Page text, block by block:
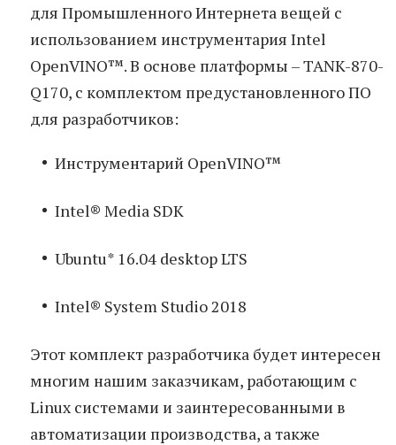
для Промышленного Интернета вещей с
использованием инструментария Intel
OpenVINO™. В основе платформы – TANK-870-
Q170, с комплектом предустановленного ПО
для разработчиков:
Инструментарий OpenVINO™
Intel® Media SDK
Ubuntu* 16.04 desktop LTS
Intel® System Studio 2018
Этот комплект разработчика будет интересен
многим нашим заказчикам, работающим с
Linux системами и заинтересованными в
автоматизации производства, а также